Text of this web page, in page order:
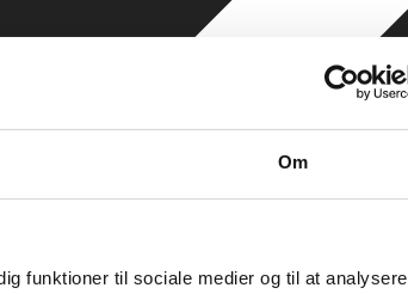
Om
funktioner til sociale medier og til at analysere